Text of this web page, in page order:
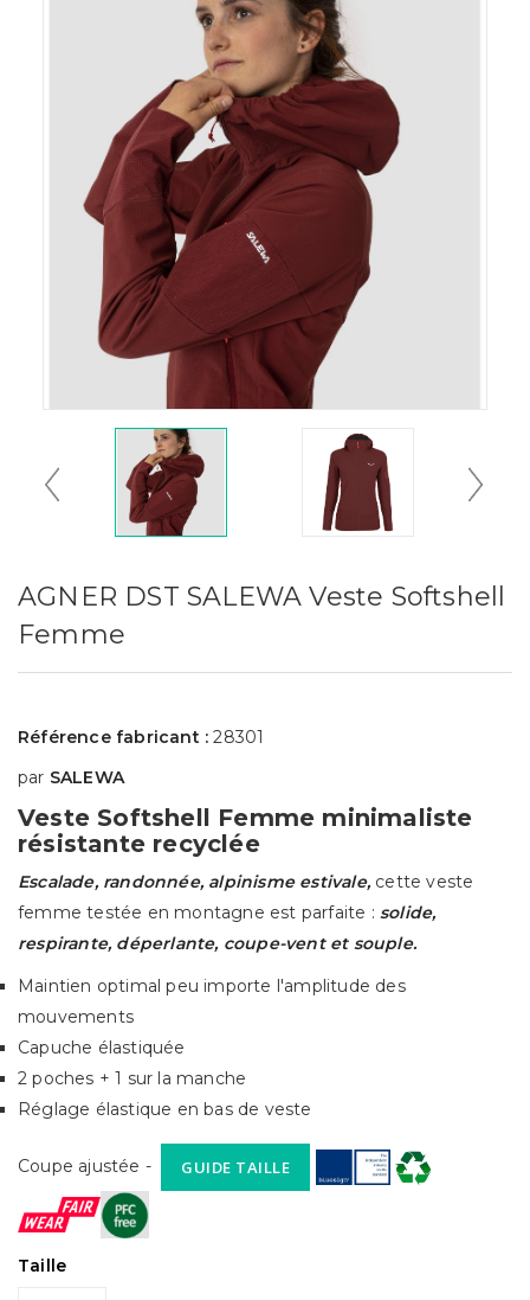
AGNER DST SALEWA Veste Softshell
Femme
Référence fabricant : 28301
par SALEWA
Veste Softshell Femme minimaliste
résistante recyclée
Escalade, randonnée, alpinisme estivale, cette veste
femme testée en montagne est parfaite :solide,
respirante, déperlante, coupe-vent et souple.
Maintien optimal peu importe l'amplitude des
mouvements
Capuche élastiquée
2 poches + 1 sur la manche
Réglage élastique en bas de veste
Coupe ajustée - GUIDE TAILLE
Taille